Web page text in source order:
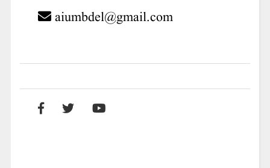
aiumbdel@gmail.com